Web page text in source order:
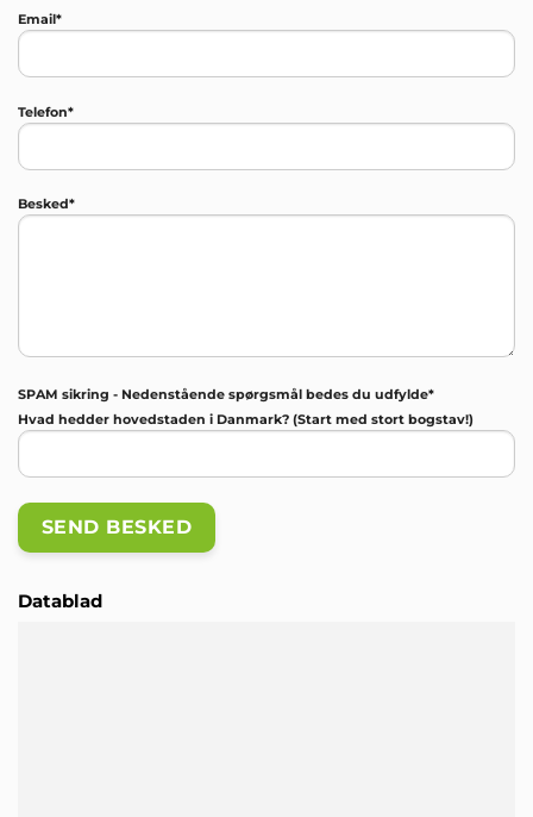
Email*
Telefon*
Besked*
SPAM sikring - Nedenstående spørgsmål bedes du udfylde*
Hvad hedder hovedstaden i Danmark? (Start med stort bogstav!)
Datablad